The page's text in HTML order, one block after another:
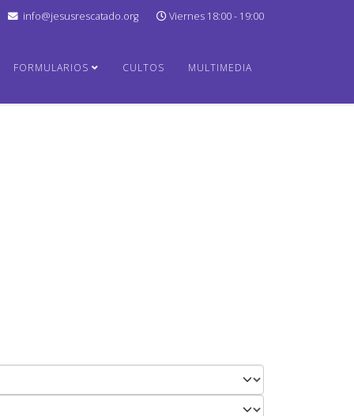
info@jesusrescatado.org Viernes 18:00 - 19:00
FORMULARIOS CULTOS MULTIMEDIA